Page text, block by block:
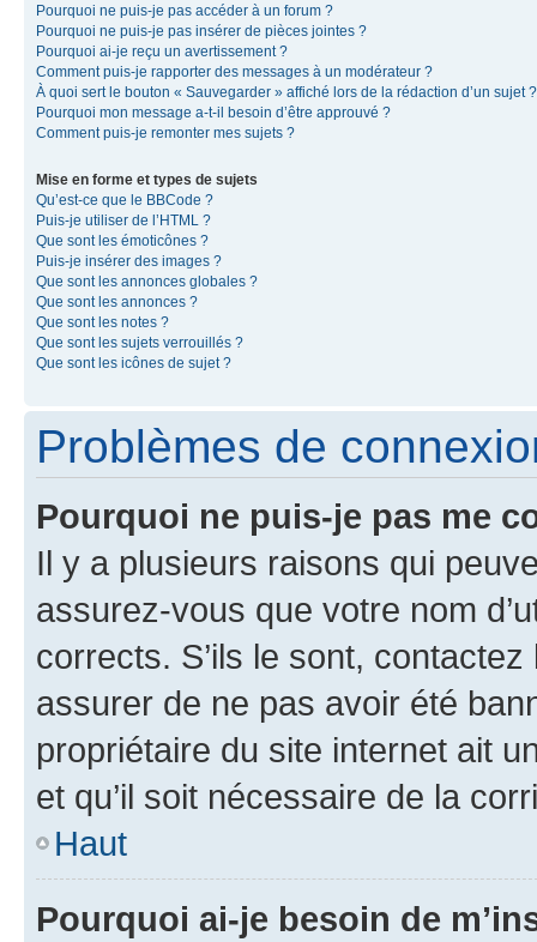
Pourquoi ne puis-je pas accéder à un forum ?
Pourquoi ne puis-je pas insérer de pièces jointes ?
Pourquoi ai-je reçu un avertissement ?
Comment puis-je rapporter des messages à un modérateur ?
À quoi sert le bouton « Sauvegarder » affiché lors de la rédaction d’un sujet ?
Pourquoi mon message a-t-il besoin d’être approuvé ?
Comment puis-je remonter mes sujets ?
Mise en forme et types de sujets
Qu’est-ce que le BBCode ?
Puis-je utiliser de l’HTML ?
Que sont les émoticônes ?
Puis-je insérer des images ?
Que sont les annonces globales ?
Que sont les annonces ?
Que sont les notes ?
Que sont les sujets verrouillés ?
Que sont les icônes de sujet ?
Problèmes de
Pourquoi ne puis-je pas me
Il y a plusieurs raisons qui
assurez-vous que votre nom
corrects. S’ils le sont,
assurer de ne pas avoir été
propriétaire du site internet ait
et qu’il soit nécessaire de la
Haut
Pourquoi ai-je besoin de